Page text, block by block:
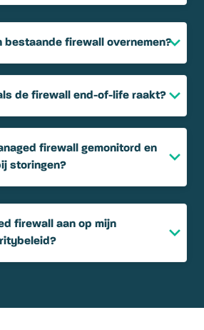
bestaande firewall overnemen?
de firewall end-of-life raakt?
firewall gemonitord en
storingen?
firewall aan op mijn